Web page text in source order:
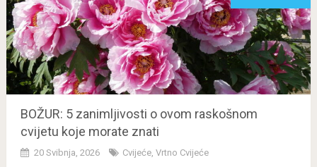
BOŽUR: 5 zanimljivosti o ovom raskošnom
cvijetu koje morate znati
20 Svibnja, 2026 Cvijeće, Vrtno Cvijeće